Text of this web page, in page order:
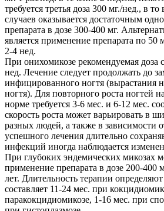
требуется третья доза 300 мг./нед., в
случаев оказывается достаточным
препарата в дозе 300-400 мг.
является применение препарата по 50
2-4 нед.
При онихомикозе рекомендуемая доза
нед. Лечение следует продолжать до
инфицированного ногтя (вырастания
ногтя). Для повторного роста ногтей
норме требуется 3-6 мес. и 6-12 мес.
скорость роста может варьировать в
разных людей, а также в зависимости
успешного лечения длительно
инфекций иногда наблюдается
При глубоких эндемических микозах
применение препарата в дозе 200-400
лет. Длительность терапии
составляет 11-24 мес. при
паракокцидиомикозе, 1-16 мес. при